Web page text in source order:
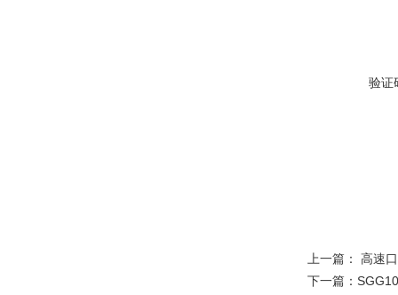
验证
上一篇： 高速
下一篇：